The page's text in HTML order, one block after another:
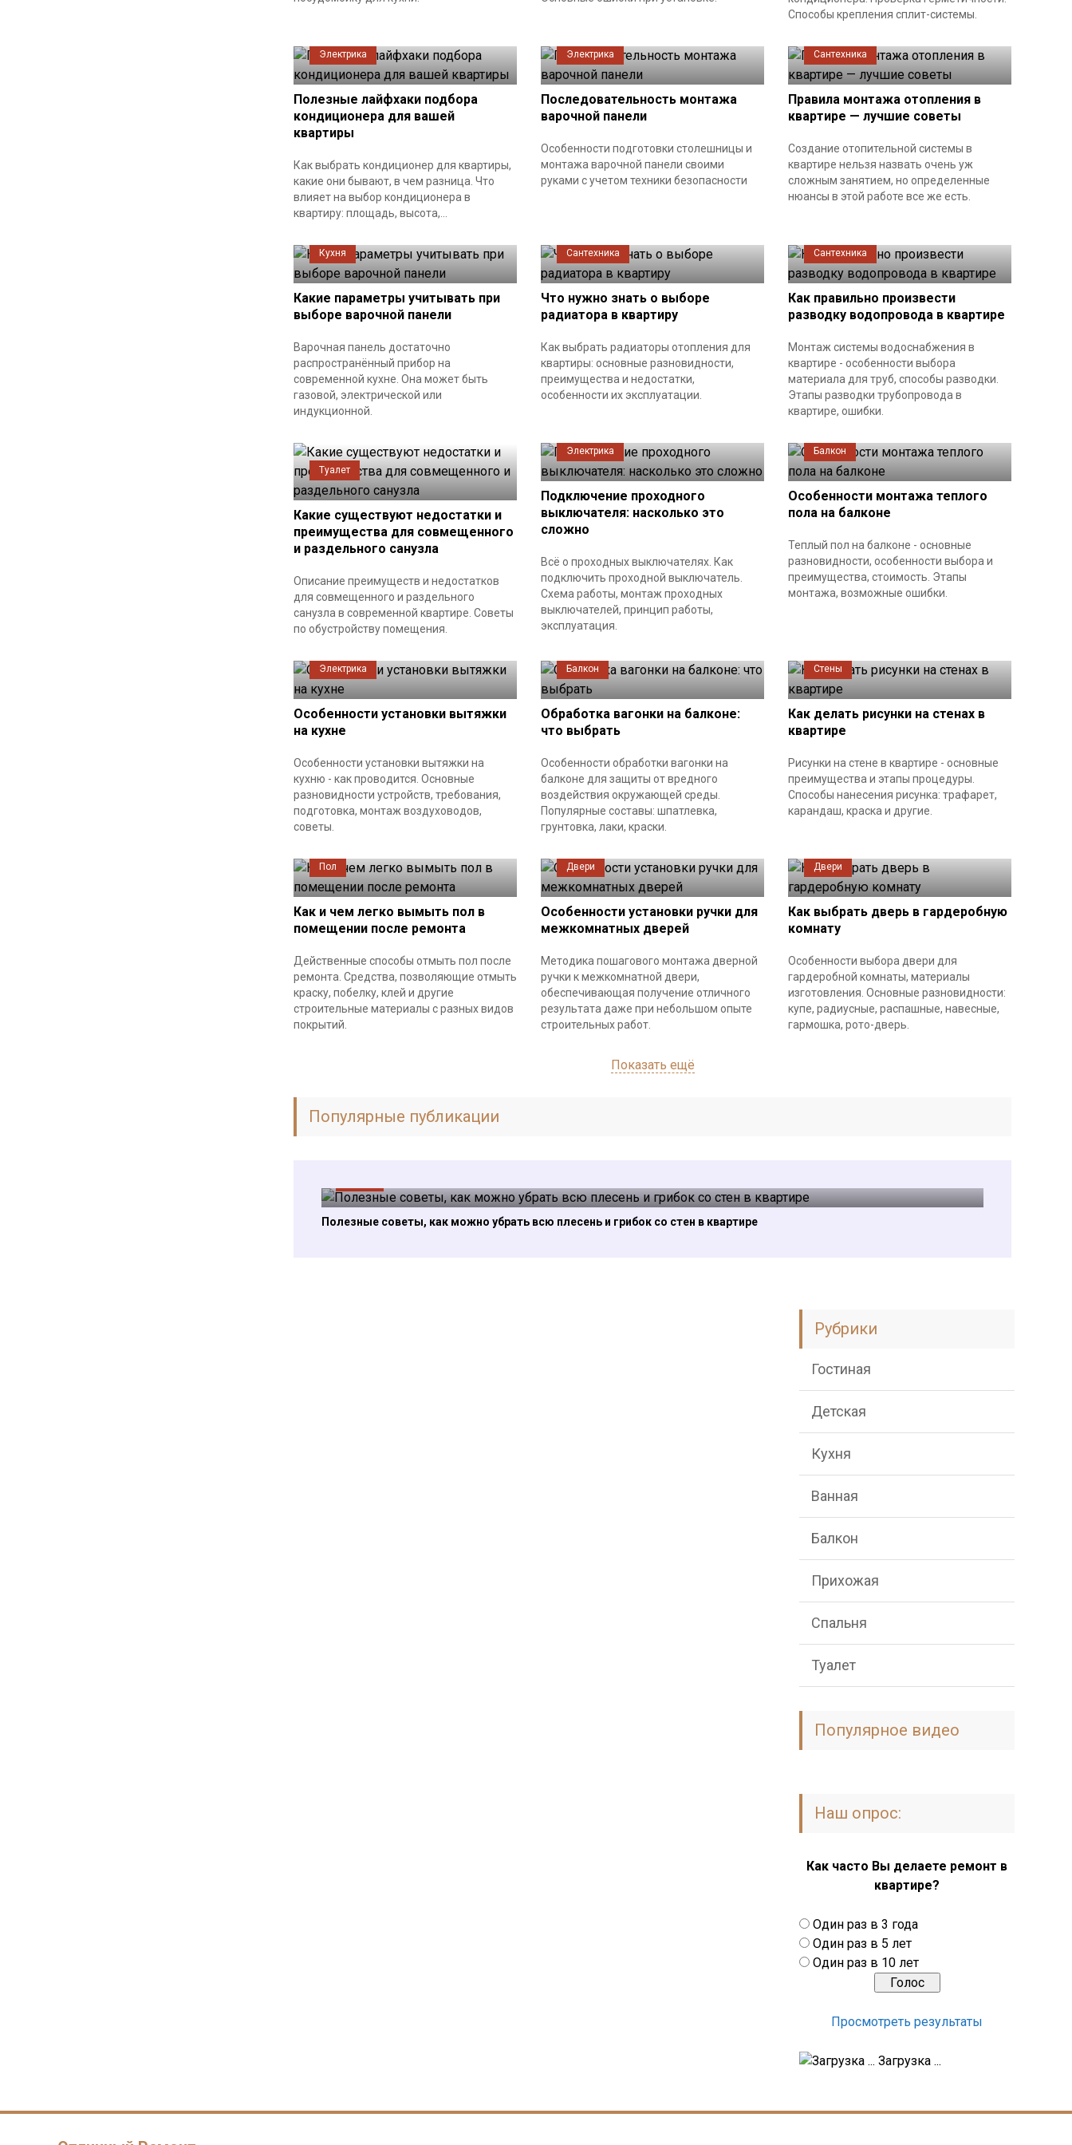
Способы крепления сплит-системы.
Электрика
Полезные лайфхаки подбора
кондиционера для вашей
квартиры
Как выбрать кондиционер для квартиры,
какие они бывают, в чем разница. Что
влияет на выбор кондиционера в
квартиру: площадь, высота,...
Электрика
Последовательность монтажа
варочной панели
Особенности подготовки столешницы и
монтажа варочной панели своими
руками с учетом техники безопасности
Сантехника
Правила монтажа отопления в
квартире — лучшие советы
Создание отопительной системы в
квартире нельзя назвать очень уж
сложным занятием, но определенные
нюансы в этой работе все же есть.
Кухня
Какие параметры учитывать при
выборе варочной панели
Варочная панель достаточно
распространённый прибор на
современной кухне. Она может быть
газовой, электрической или
индукционной.
Сантехника
Что нужно знать о выборе
радиатора в квартиру
Как выбрать радиаторы отопления для
квартиры: основные разновидности,
преимущества и недостатки,
особенности их эксплуатации.
Сантехника
Как правильно произвести
разводку водопровода в квартире
Монтаж системы водоснабжения в
квартире - особенности выбора
материала для труб, способы разводки.
Этапы разводки трубопровода в
квартире, ошибки.
Туалет
Какие существуют недостатки и
преимущества для совмещенного
и раздельного санузла
Описание преимуществ и недостатков
для совмещенного и раздельного
санузла в современной квартире. Советы
по обустройству помещения.
Электрика
Подключение проходного
выключателя: насколько это
сложно
Всё о проходных выключателях. Как
подключить проходной выключатель.
Схема работы, монтаж проходных
выключателей, принцип работы,
эксплуатация.
Балкон
Особенности монтажа теплого
пола на балконе
Теплый пол на балконе - основные
разновидности, особенности выбора и
преимущества, стоимость. Этапы
монтажа, возможные ошибки.
Электрика
Особенности установки вытяжки
на кухне
Особенности установки вытяжки на
кухню - как проводится. Основные
разновидности устройств, требования,
подготовка, монтаж воздуховодов,
советы.
Балкон
Обработка вагонки на балконе:
что выбрать
Особенности обработки вагонки на
балконе для защиты от вредного
воздействия окружающей среды.
Популярные составы: шпатлевка,
грунтовка, лаки, краски.
Стены
Как делать рисунки на стенах в
квартире
Рисунки на стене в квартире - основные
преимущества и этапы процедуры.
Способы нанесения рисунка: трафарет,
карандаш, краска и другие.
Пол
Как и чем легко вымыть пол в
помещении после ремонта
Действенные способы отмыть пол после
ремонта. Средства, позволяющие отмыть
краску, побелку, клей и другие
строительные материалы с разных видов
покрытий.
Двери
Особенности установки ручки для
межкомнатных дверей
Методика пошагового монтажа дверной
ручки к межкомнатной двери,
обеспечивающая получение отличного
результата даже при небольшом опыте
строительных работ.
Двери
Как выбрать дверь в гардеробную
комнату
Особенности выбора двери для
гардеробной комнаты, материалы
изготовления. Основные разновидности:
купе, радиусные, распашные, навесные,
гармошка, рото-дверь.
Показать ещё
Популярные публикации
Полезные советы, как можно убрать всю плесень и грибок со стен в квартире
Рубрики
Гостиная
Детская
Кухня
Ванная
Балкон
Прихожая
Спальня
Туалет
Популярное видео
Наш опрос:
Как часто Вы делаете ремонт в
квартире?
Один раз в 3 года
Один раз в 5 лет
Один раз в 10 лет
Просмотреть результаты
Загрузка ...